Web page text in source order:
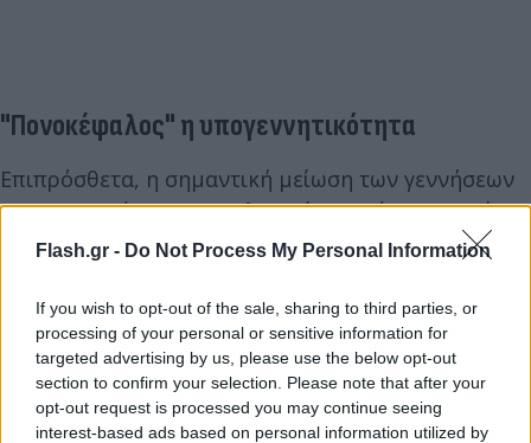
Flash.gr - Do Not Process My Personal Information
If you wish to opt-out of the sale, sharing to third parties, or
processing of your personal or sensitive information for
targeted advertising by us, please use the below opt-out
section to confirm your selection. Please note that after your
opt-out request is processed you may continue seeing
interest-based ads based on personal information utilized by
"Πονοκέφαλος" η υπογεννητικότητα
Επιπρόσθετα, η σημαντική μείωση των γεννήσεων
που καταγράφεται τα τελευταία 2 χρόνια σε σχέση
με προηγούμενα έτη οδήγησε σε μειωμένες αγορές
εξάμηνο του 2024 κατά16%σε αξία,
δημιουργώντας ένα ακόμα πονοκέφαλο σε
φαρμακοποιούς και εταιρείες που
δραστηριοποιούνται στο ηλεκτρονικό εμπόριο.